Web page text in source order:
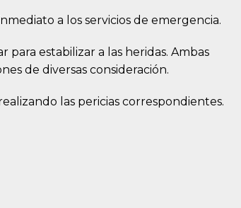
a los servicios de emergencia.
estabilizar a las heridas. Ambas
de diversas consideración.
las pericias correspondientes.